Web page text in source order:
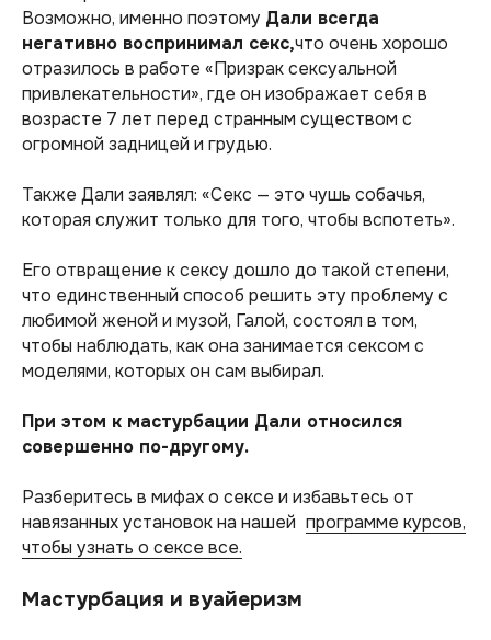
Возможно, именно поэтому Дали всегда
негативно воспринимал секс,что очень хорошо
отразилось в работе «Призрак сексуальной
привлекательности», где он изображает себя в
возрасте 7 лет перед странным существом с
огромной задницей и грудью.
Также Дали заявлял: «Секс — это чушь собачья,
которая служит только для того, чтобы вспотеть».
Его отвращение к сексу дошло до такой степени,
что единственный способ решить эту проблему с
любимой женой и музой, Галой, состоял в том,
чтобы наблюдать, как она занимается сексом с
моделями, которых он сам выбирал.
При этом к мастурбации Дали относился
совершенно по-другому.
Разберитесь в мифах о сексе и избавьтесь от
навязанных установок на нашей программе курсов,
чтобы узнать о сексе все.
Мастурбация и вуайеризм